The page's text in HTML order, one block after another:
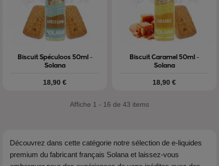
Biscuit Spéculoos 50ml -
Solana
Prix
18,90 €
Biscuit Caramel 50ml -
Solana
Prix
18,90 €
Affiche 1 - 16 de 43 items
Découvrez dans cette catégorie notre sélection de e-liquides
premium du fabricant français Solana et laissez-vous